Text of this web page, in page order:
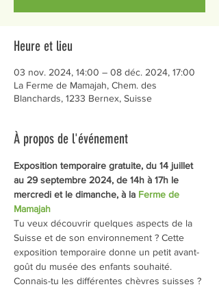
Heure et lieu
03 nov. 2024, 14:00 – 08 déc. 2024, 17:00
La Ferme de Mamajah, Chem. des
Blanchards, 1233 Bernex, Suisse
À propos de l'événement
Exposition temporaire gratuite, du 14 juillet
au 29 septembre 2024, de 14h à 17h le
mercredi et le dimanche, à la Ferme de
Mamajah
Tu veux découvrir quelques aspects de la
Suisse et de son environnement ? Cette
exposition temporaire donne un petit avant-
goût du musée des enfants souhaité.
Connais-tu les différentes chèvres suisses ?